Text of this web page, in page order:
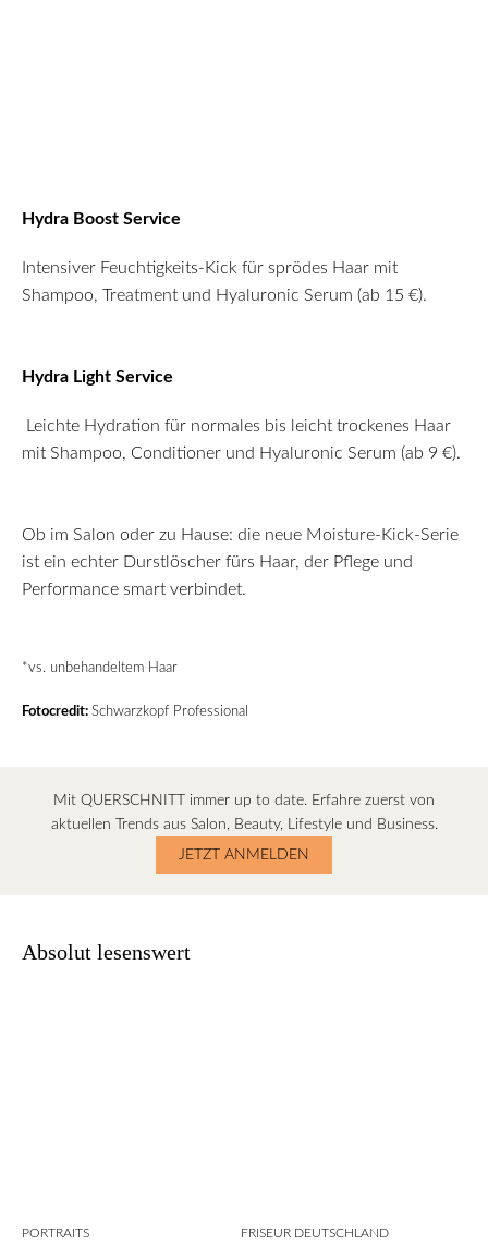
Hydra Boost Service
Intensiver Feuchtigkeits-Kick für sprödes Haar mit
Shampoo, Treatment und Hyaluronic Serum (ab 15 €).
Hydra Light Service
Leichte Hydration für normales bis leicht trockenes Haar
mit Shampoo, Conditioner und Hyaluronic Serum (ab 9 €).
Ob im Salon oder zu Hause: die neue Moisture-Kick-Serie
ist ein echter Durstlöscher fürs Haar, der Pflege und
Performance smart verbindet.
*vs. unbehandeltem Haar
Fotocredit: Schwarzkopf Professional
Mit QUERSCHNITT immer up to date. Erfahre zuerst von
aktuellen Trends aus Salon, Beauty, Lifestyle und Business.
JETZT ANMELDEN
Absolut lesenswert
PORTRAITS FRISEUR DEUTSCHLAND